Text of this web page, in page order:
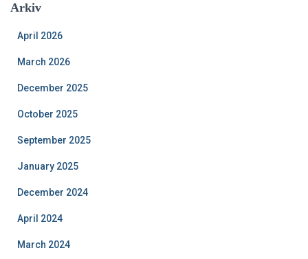
Arkiv
April 2026
March 2026
December 2025
October 2025
September 2025
January 2025
December 2024
April 2024
March 2024